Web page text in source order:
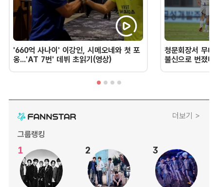
'660억 사나이' 이강인, 시메오네와 첫 포
옹...'AT 7번' 데뷔 초읽기(영상)
청문회장서 무너
불신으로 번졌
더보기 >
그룹랭킹
1 2 3